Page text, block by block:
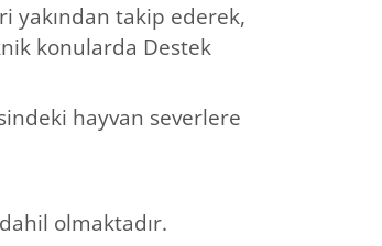
yakından takip ederek,
konularda Destek
hayvan severlere
olmaktadır.